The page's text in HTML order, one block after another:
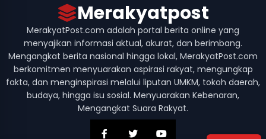
Merakyatpost
MerakyatPost.com adalah portal berita online yang
menyajikan informasi aktual, akurat, dan berimbang.
Mengangkat berita nasional hingga lokal, MerakyatPost.com
berkomitmen menyuarakan aspirasi rakyat, mengungkap
fakta, dan menginspirasi melalui liputan UMKM, tokoh daerah,
budaya, hingga isu sosial. Menyuarakan Kebenaran,
Mengangkat Suara Rakyat.